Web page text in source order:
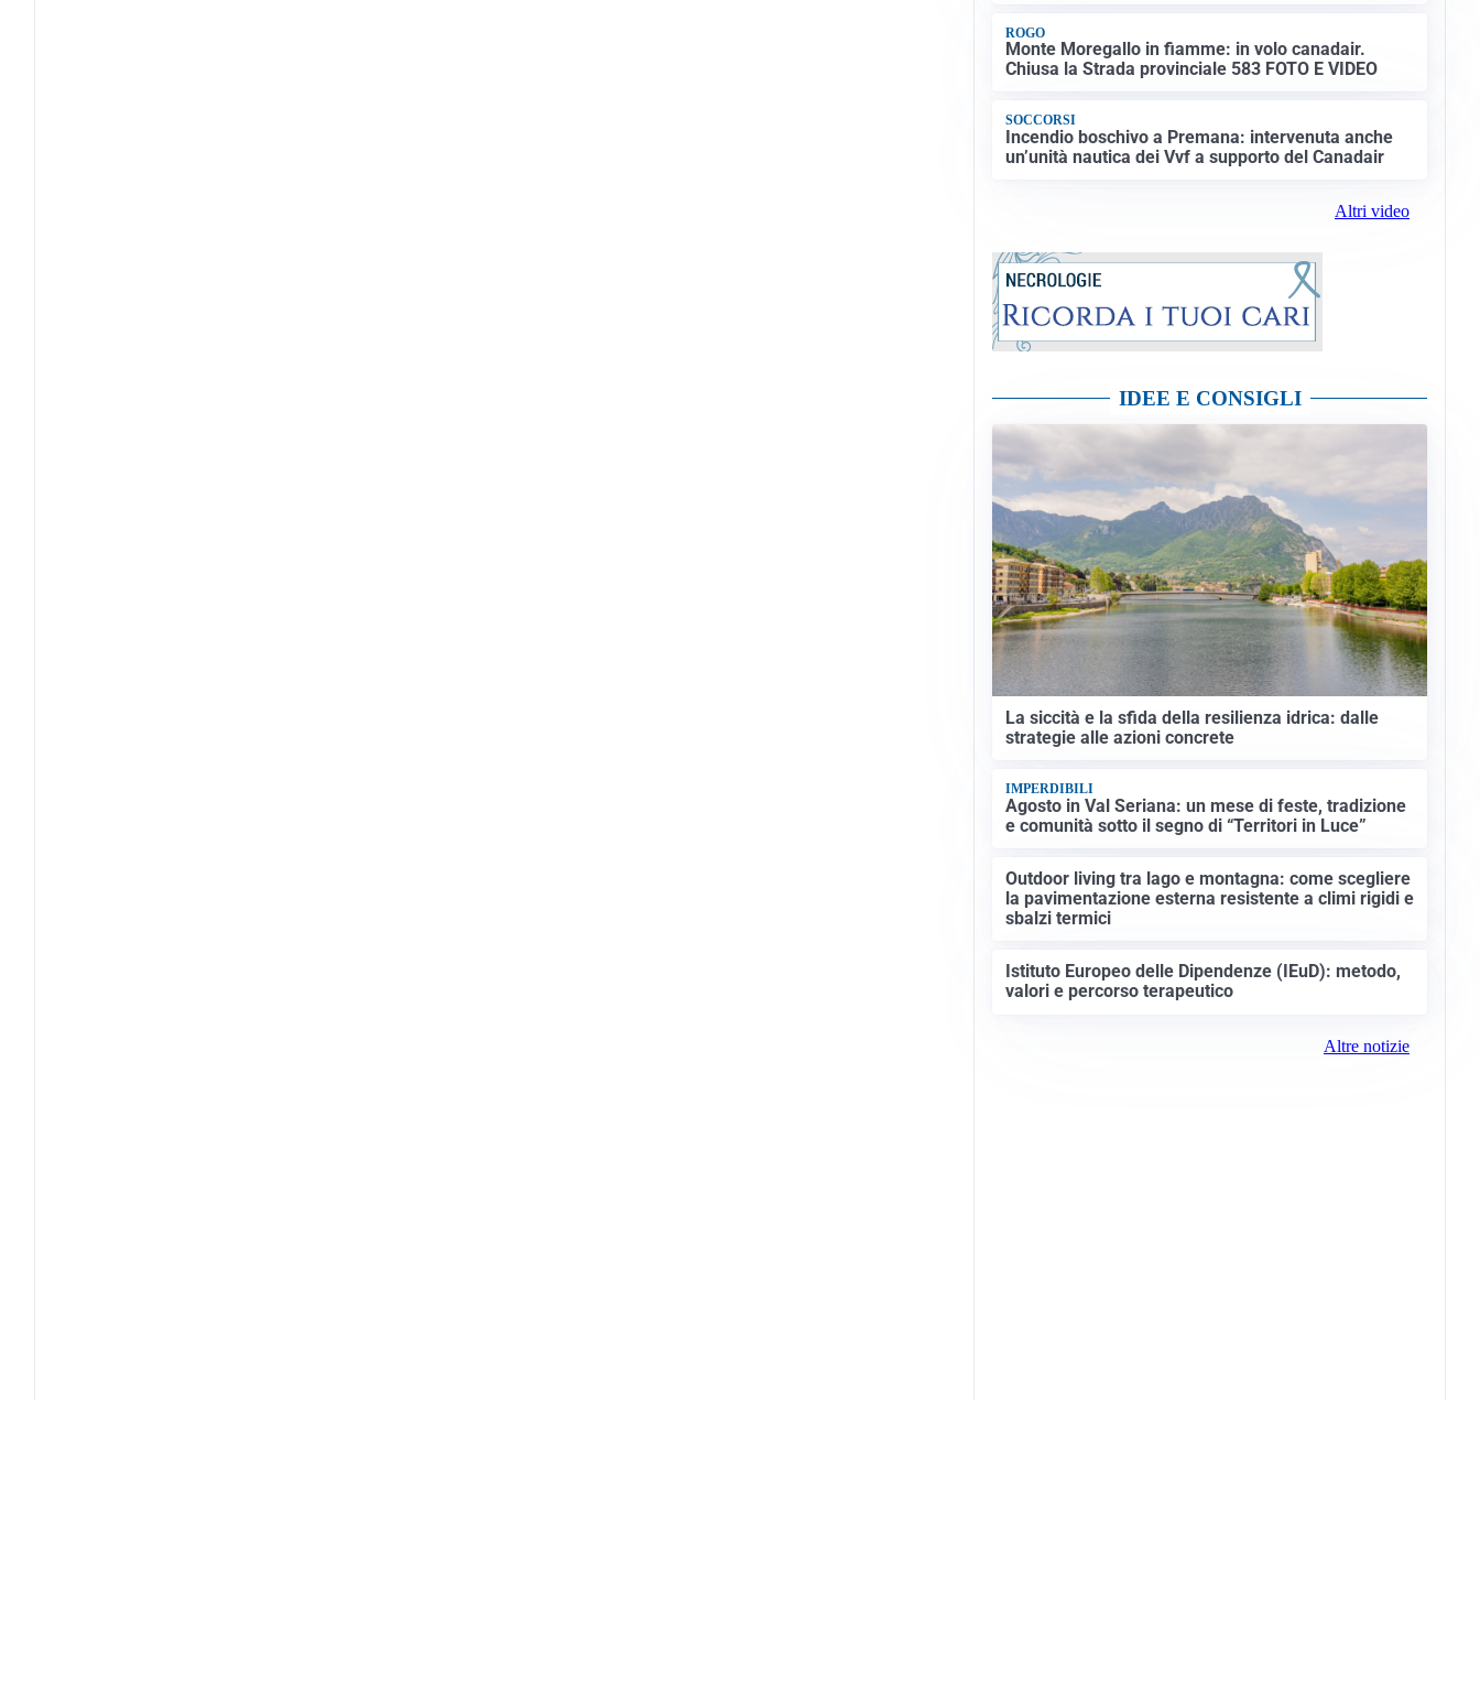
ROGO
Monte Moregallo in fiamme: in volo canadair.
Chiusa la Strada provinciale 583 FOTO E VIDEO
SOCCORSI
Incendio boschivo a Premana: intervenuta anche
un’unità nautica dei Vvf a supporto del Canadair
Altri video
IDEE E CONSIGLI
La siccità e la sfida della resilienza idrica: dalle
strategie alle azioni concrete
IMPERDIBILI
Agosto in Val Seriana: un mese di feste, tradizione
e comunità sotto il segno di “Territori in Luce”
Outdoor living tra lago e montagna: come scegliere
la pavimentazione esterna resistente a climi rigidi e
sbalzi termici
Istituto Europeo delle Dipendenze (IEuD): metodo,
valori e percorso terapeutico
Altre notizie